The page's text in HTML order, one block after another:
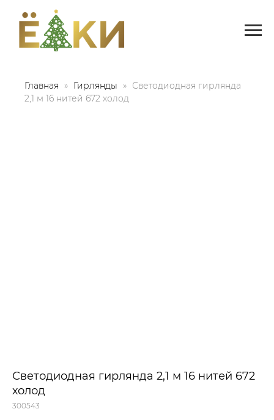
Главная Гирлянды
Светодиодная гирлянда
2,1 м 16 нитей 672 холод
Светодиодная гирлянда 2,1 м 16 нитей 672
холод
300543